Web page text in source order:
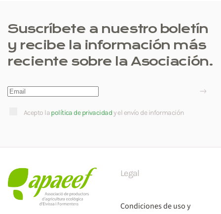
Suscríbete a nuestro boletín
y recibe la información más
reciente sobre la Asociación.
Acepto lapolítica de privacidady el envío de información
Legal
Condiciones de uso y